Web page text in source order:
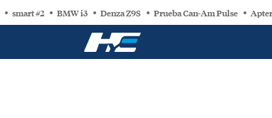
smart #2 BMW i3 Denza Z9S Prueba Can-Am Pulse